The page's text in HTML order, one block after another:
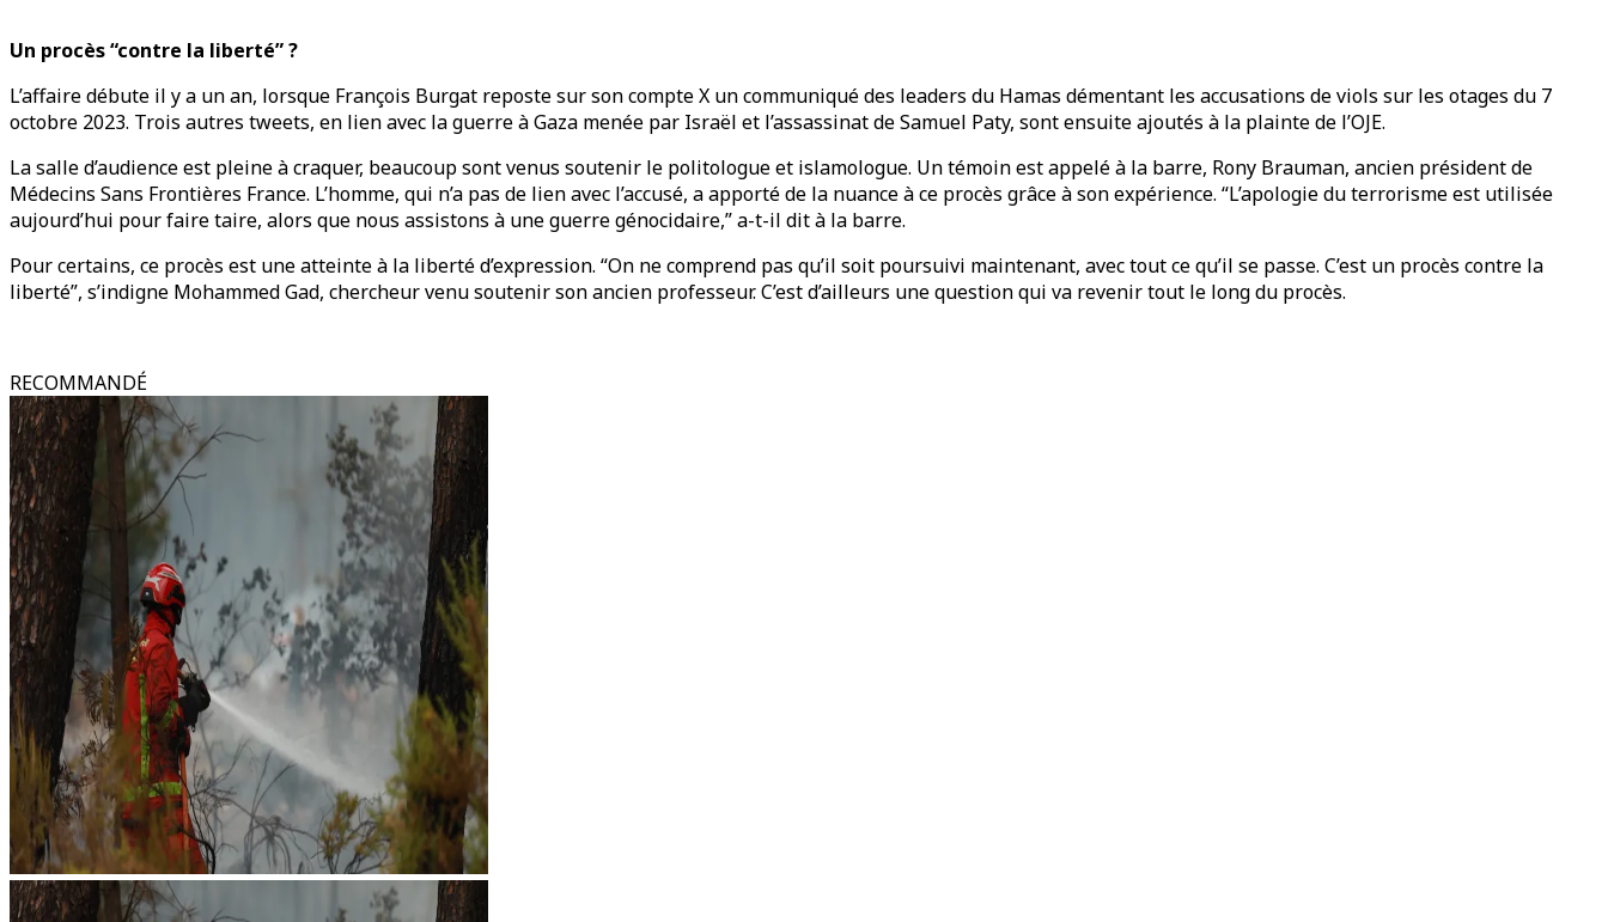
Un procès “contre la liberté” ?
L’affaire débute il y a un an, lorsque François Burgat reposte sur son compte X un communiqué des leaders du Hamas démentant les accusations de viols sur les otages du 7
octobre 2023. Trois autres tweets, en lien avec la guerre à Gaza menée par Israël et l’assassinat de Samuel Paty, sont ensuite ajoutés à la plainte de l’OJE.
La salle d’audience est pleine à craquer, beaucoup sont venus soutenir le politologue et islamologue. Un témoin est appelé à la barre, Rony Brauman, ancien président de
Médecins Sans Frontières France. L’homme, qui n’a pas de lien avec l’accusé, a apporté de la nuance à ce procès grâce à son expérience. “L’apologie du terrorisme est utilisée
aujourd’hui pour faire taire, alors que nous assistons à une guerre génocidaire,” a-t-il dit à la barre.
Pour certains, ce procès est une atteinte à la liberté d’expression. “On ne comprend pas qu’il soit poursuivi maintenant, avec tout ce qu’il se passe. C’est un procès contre la
liberté”, s’indigne Mohammed Gad, chercheur venu soutenir son ancien professeur. C’est d’ailleurs une question qui va revenir tout le long du procès.
RECOMMANDÉ